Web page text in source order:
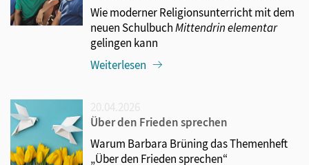
Wie moderner Religionsunterricht mit dem
neuen SchulbuchMittendrin elementar
gelingen kann
Weiterlesen
Über den Frieden sprechen
Warum Barbara Brüning das Themenheft
„Über den Frieden sprechen“